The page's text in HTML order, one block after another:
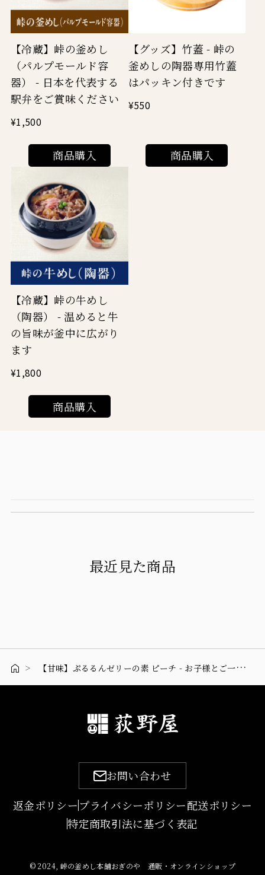
【冷蔵】峠の釜めし
（パルプモールド容
器） - 日本を代表する
駅弁をご賞味ください
¥1,500
商品購入
【グッズ】竹蓋 - 峠の
釜めしの陶器専用竹蓋
はパッキン付きです
¥550
商品購入
【冷蔵】峠の牛めし
（陶器） - 温めると牛
の旨味が釜中に広がり
ます
¥1,800
商品購入
最近見た商品
【甘味】ぷるるんゼリーの素 ピーチ - お子様とご一緒に、簡単お料理にぜひ！
返金ポリシー プライバシーポリシー配送ポリシー
特定商取引法に基づく表記
お問い合わせ
© 2024, 峠の釜めし本舗おぎのや 通販・オンラインショップ